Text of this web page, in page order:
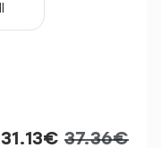
31.13€ 37.36€